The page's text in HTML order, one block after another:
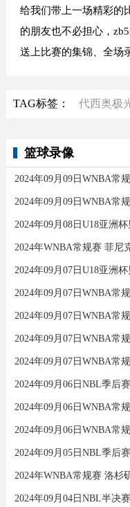
给我们带上一场精彩的
的朋友也不必担心，
送上比赛的集锦、全场
TAG标签： 代西奥极
篮球录像
2024年09月09日WNBA常
2024年WNBA常规赛 菲尼
2024年09月07日WNBA常
2024年09月06日WNBA常
2024年WNBA常规赛 洛杉